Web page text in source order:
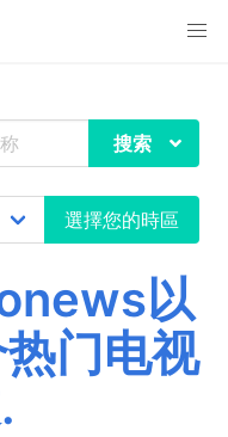
搜索
選擇您的時區
以
门电视